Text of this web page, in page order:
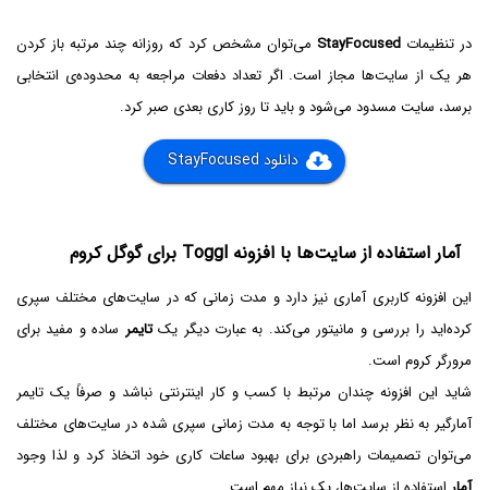
در تنظیماتStayFocused می‌توان مشخص کرد که روزانه چند مرتبه باز کردن
هر یک از سایت‌ها مجاز است. اگر تعداد دفعات مراجعه به محدوده‌ی انتخابی
برسد، سایت مسدود می‌شود و باید تا روز کاری بعدی صبر کرد.
دانلود StayFocused
آمار استفاده از سایت‌ها با افزونه Toggl برای گوگل کروم
این افزونه کاربری آماری نیز دارد و مدت زمانی که در سایت‌های مختلف سپری
کرده‌اید را بررسی و مانیتور می‌کند. به عبارت دیگر یکتایمر ساده و مفید برای
مرورگر کروم است.
شاید این افزونه چندان مرتبط با کسب و کار اینترنتی نباشد و صرفاً یک تایمر
آمارگیر به نظر برسد اما با توجه به مدت زمانی سپری شده در سایت‌های مختلف
می‌توان تصمیمات راهبردی برای بهبود ساعات کاری خود اتخاذ کرد و لذا وجود